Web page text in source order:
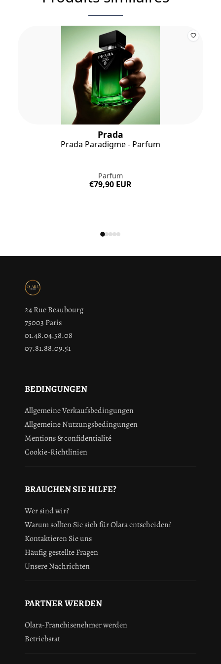
Prada
Prada Paradigme - Parfum
Parfum
€79,90 EUR
24 Rue Beaubourg
75003 Paris
01.48.04.58.08
07.81.88.09.51
BEDINGUNGEN
Allgemeine Verkaufsbedingungen
Allgemeine Nutzungsbedingungen
Mentions & confidentialité
Cookie-Richtlinien
BRAUCHEN SIE HILFE?
Wer sind wir?
Warum sollten Sie sich für Olara entscheiden?
Kontaktieren Sie uns
Häufig gestellte Fragen
Unsere Nachrichten
PARTNER WERDEN
Olara-Franchisenehmer werden
Betriebsrat